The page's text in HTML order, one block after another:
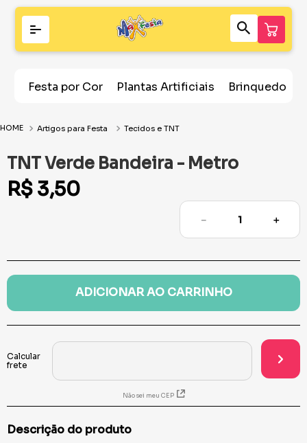
Festa por Cor Plantas Artificiais Brinquedos
Artigos para Festa Tecidos e TNT
TNT Verde Bandeira - Metro
R$ 3,50
＋
－
ADICIONAR AO CARRINHO
Não sei meu CEP
Descrição do produto